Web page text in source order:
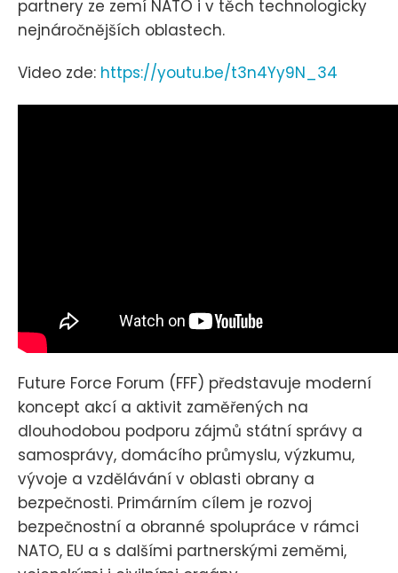
partnery ze zemí NATO i v těch technologicky
nejnáročnějších oblastech.
Video zde: https://youtu.be/t3n4Yy9N_34
Future Force Forum (FFF) představuje moderní
koncept akcí a aktivit zaměřených na
dlouhodobou podporu zájmů státní správy a
samosprávy, domácího průmyslu, výzkumu,
vývoje a vzdělávání v oblasti obrany a
bezpečnosti. Primárním cílem je rozvoj
bezpečnostní a obranné spolupráce v rámci
NATO, EU a s dalšími partnerskými zeměmi,